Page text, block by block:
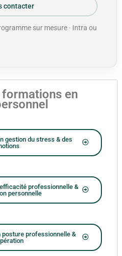
contacter
sur mesure · Intra ou
formations en
gestion du stress & des
professionnelle &
personnelle
professionnelle &